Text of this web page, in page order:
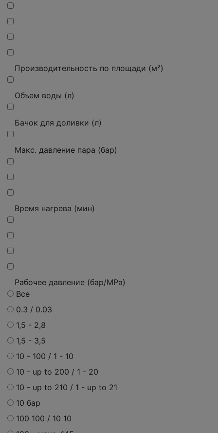
Производительность по площади (м²)
Объем воды (л)
Бачок для доливки (л)
Макс. давление пара (бар)
Время нагрева (мин)
Рабочее давление (бар/MPa)
Все
0.3 / 0.03
1,5 - 2,8
1,5 - 3,5
10 - 100 / 1 - 10
10 - up to 200 / 1 - 20
10 - up to 210 / 1 - up to 21
10 бар
100 100 / 10 10